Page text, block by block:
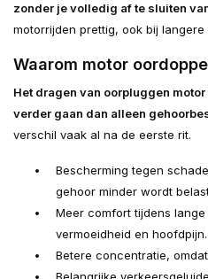
zonder je volledig af te sluiten
motorrijden prettig, ook bij
Waarom motor
Het dragen van oorpluggen
verder gaan dan alleen
verschil vaak al na de eerste rit.
Bescherming tegen
gehoor minder wordt
Meer comfort tijdens
vermoeidheid en hoofdpijn.
Betere concentratie,